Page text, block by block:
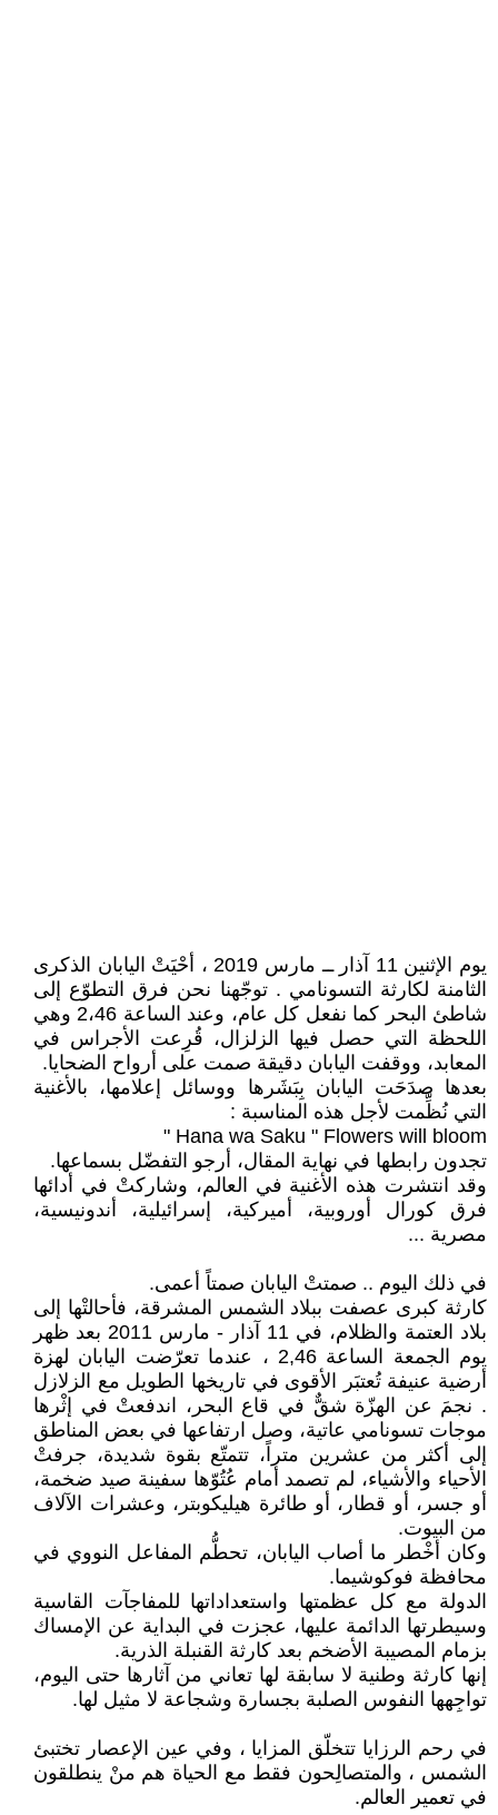
يوم الإثنين 11 آذار ــ مارس 2019 ، أحْيَتْ اليابان الذكرى
الثامنة لكارثة التسونامي . توجّهنا نحن فرق التطوّع إلى
شاطئ البحر كما نفعل كل عام، وعند الساعة 2،46 وهي
اللحظة التي حصل فيها الزلزال، قُرِعت الأجراس في
المعابد، ووقفت اليابان دقيقة صمت على أرواح الضحايا.
بعدها صدَحَت اليابان بِبَشَرها ووسائل إعلامها، بالأغنية
التي نُظِّمت لأجل هذه المناسبة :
Hana wa Saku " Flowers will bloom "
تجدون رابطها في نهاية المقال، أرجو التفضّل بسماعها.
وقد انتشرت هذه الأغنية في العالم، وشاركتْ في أدائها
فرق كورال أوروبية، أميركية، إسرائيلية، أندونيسية،
مصرية ...
في ذلك اليوم .. صمتتْ اليابان صمتاً أعمى.
كارثة كبرى عصفت ببلاد الشمس المشرقة، فأحالتْها إلى
بلاد العتمة والظلام، في 11 آذار - مارس 2011 بعد ظهر
يوم الجمعة الساعة 2,46 ، عندما تعرّضت اليابان لهزة
أرضية عنيفة تُعتبَر الأقوى في تاريخها الطويل مع الزلازل
. نجمَ عن الهزّة شقٌّ في قاع البحر، اندفعتْ في إثْرها
موجات تسونامي عاتية، وصل ارتفاعها في بعض المناطق
إلى أكثر من عشرين متراً، تتمتّع بقوة شديدة، جرفتْ
الأحياء والأشياء، لم تصمد أمام عُتُوّها سفينة صيد ضخمة،
أو جسر، أو قطار، أو طائرة هيليكوبتر، وعشرات الآلاف
من البيوت.
وكان أخْطر ما أصاب اليابان، تحطُّم المفاعل النووي في
محافظة فوكوشيما.
الدولة مع كل عظمتها واستعداداتها للمفاجآت القاسية
وسيطرتها الدائمة عليها، عجزت في البداية عن الإمساك
بزمام المصيبة الأضخم بعد كارثة القنبلة الذرية.
إنها كارثة وطنية لا سابقة لها تعاني من آثارها حتى اليوم،
تواجِهها النفوس الصلبة بجسارة وشجاعة لا مثيل لها.
في رحم الرزايا تتخلّق المزايا ، وفي عين الإعصار تختبئ
الشمس ، والمتصالِحون فقط مع الحياة هم منْ ينطلقون
في تعمير العالم.